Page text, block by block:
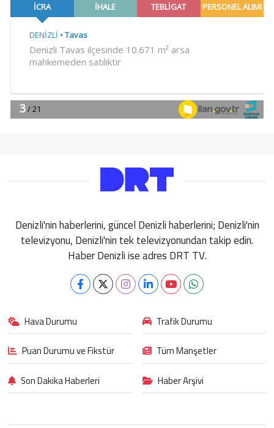
Denizli'nin haberlerini, güncel Denizli haberlerini; Denizli'nin
televizyonu, Denizli'nin tek televizyonundan takip edin.
Haber Denizli ise adres DRT TV.
Hava Durumu
Trafik Durumu
Puan Durumu ve Fikstür
Tüm Manşetler
Son Dakika Haberleri
Haber Arşivi